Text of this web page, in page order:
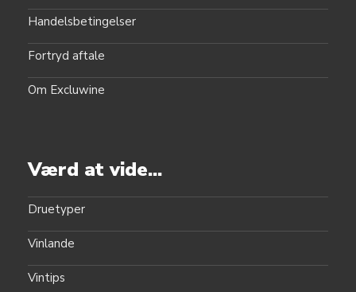
Handelsbetingelser
Fortryd aftale
Om Excluwine
Værd at vide...
Druetyper
Vinlande
Vintips